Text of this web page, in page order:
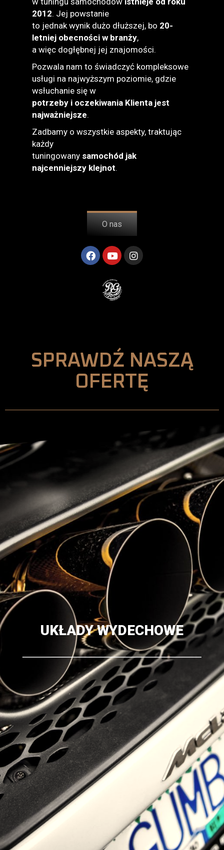
2012. Jej powstanie
to jednak wynik dużo dłuższej, bo 20-
letniej obecności w branży,
a więc dogłębnej jej znajomości.
Pozwala nam to świadczyć kompleksowe
usługi na najwyższym poziomie, gdzie
wsłuchanie się w
potrzeby i oczekiwania Klienta jest
najważniejsze.
Zadbamy o wszystkie aspekty, traktując
każdy
tuningowany samochód jak
najcenniejszy klejnot.
O nas
SPRAWDŹ NASZĄ
OFERTĘ
UKŁADY WYDECHOWE